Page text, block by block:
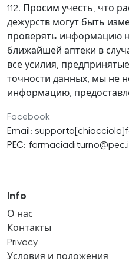
112. Просим учесть, что
дежурств могут быть
проверять информацию
ближайшей аптеки в
все усилия,
точности данных, мы не
информацию,
Facebook
Email:
PEC:
Info
О нас
Контакты
Privacy
Условия и положения